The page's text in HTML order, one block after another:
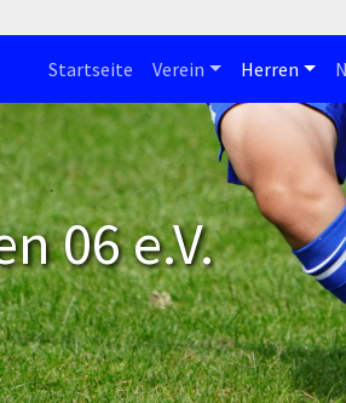
Startseite Verein Herren
06 e.V.